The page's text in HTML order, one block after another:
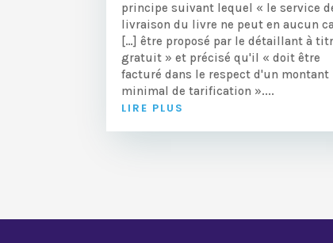
principe suivant lequel « le service
livraison du livre ne peut en aucun
[…] être proposé par le détaillant à
gratuit » et précisé qu'il « doit être
facturé dans le respect d'un montant
minimal de tarification »....
LIRE PLUS